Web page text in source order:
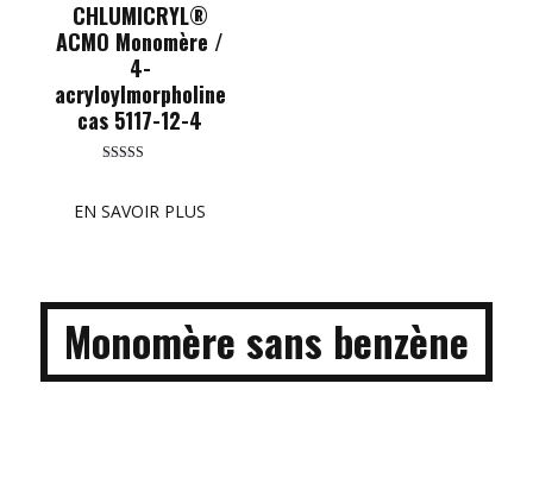
CHLUMICRYL®
ACMO Monomère /
4-
acryloylmorpholine
cas 5117-12-4
EN SAVOIR PLUS
Monomère sans benzène